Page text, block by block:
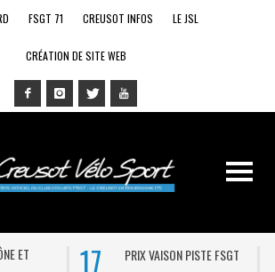
FSGT 71 CREUSOT INFOS LE JSL
CRÉATION DE SITE WEB
ET
17 PRIX VAISON PISTE FSGT